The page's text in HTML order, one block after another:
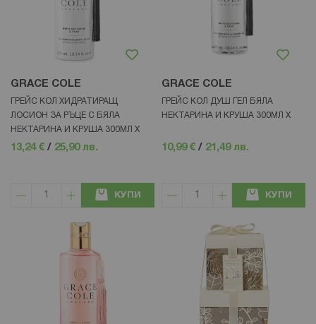
GRACE COLE
ГРЕЙС КОЛ ХИДРАТИРАЩ
ЛОСИОН ЗА РЪЦЕ С БЯЛА
НЕКТАРИНА И КРУША 300МЛ Х
13,24 € / 25,90 лв.
КУПИ
GRACE COLE
ГРЕЙС КОЛ ДУШ ГЕЛ БЯЛА
НЕКТАРИНА И КРУША 300МЛ Х
10,99 € / 21,49 лв.
КУПИ